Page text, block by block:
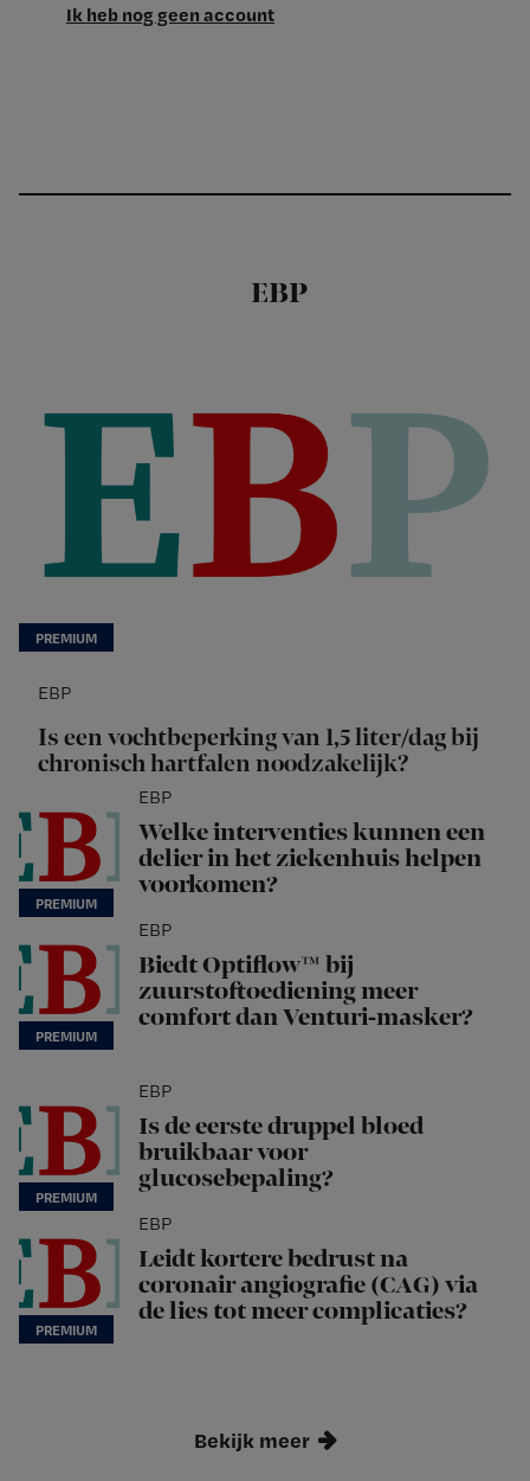
Ik heb nog geen account
EBP
EBP
Is een vochtbeperking van 1,5 liter/dag bij
chronisch hartfalen noodzakelijk?
EBP
Welke interventies kunnen een
delier in het ziekenhuis helpen
voorkomen?
EBP
Biedt Optiflow™ bij
zuurstoftoediening meer
comfort dan Venturi-masker?
EBP
Is de eerste druppel bloed
bruikbaar voor
glucosebepaling?
EBP
Leidt kortere bedrust na
coronair angiografie (CAG) via
de lies tot meer complicaties?
Bekijk meer